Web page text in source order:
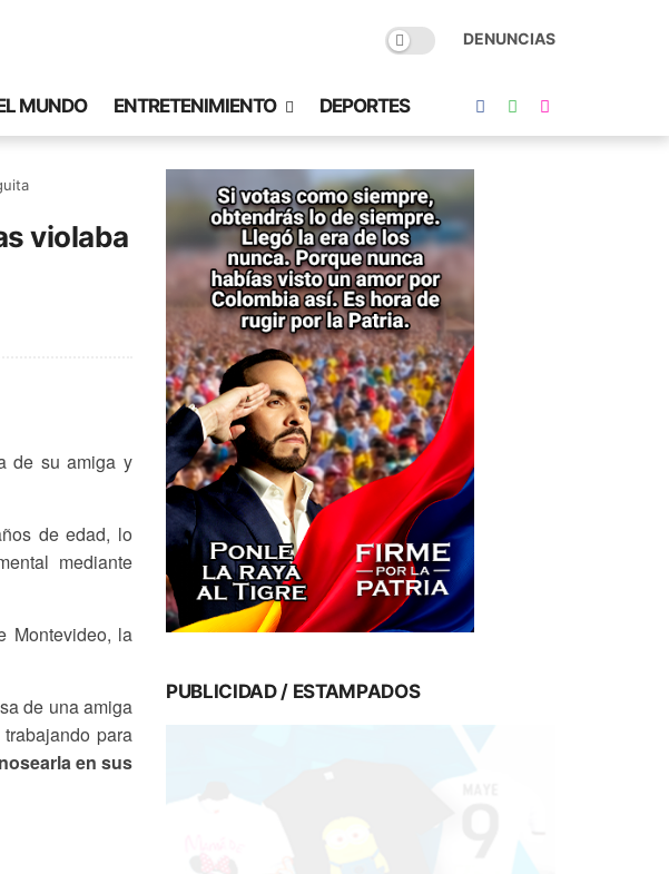
DENUNCIAS
MUNDO ENTRETENIMIENTO DEPORTES
violaba
de su amiga y
de edad, lo
mediante
Montevideo, la
de una amiga
para
en sus
PUBLICIDAD / ESTAMPADOS